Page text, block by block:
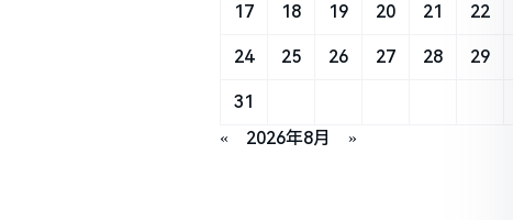
« 2026年8月 »
17 18 19 20 21 22
24 25 26 27 28 29
31